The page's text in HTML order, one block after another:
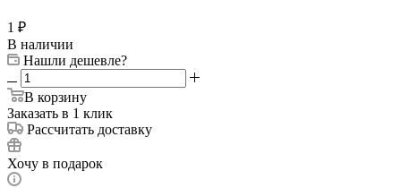
1 ₽
В наличии
Нашли дешевле?
В корзину
Заказать в 1 клик
Рассчитать доставку
Хочу в подарок